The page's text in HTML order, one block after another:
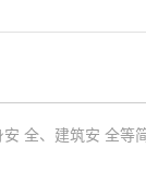
全、建筑安 全等